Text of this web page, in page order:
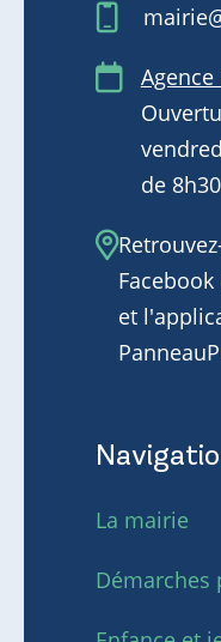
de
et
La mairie
Démarches